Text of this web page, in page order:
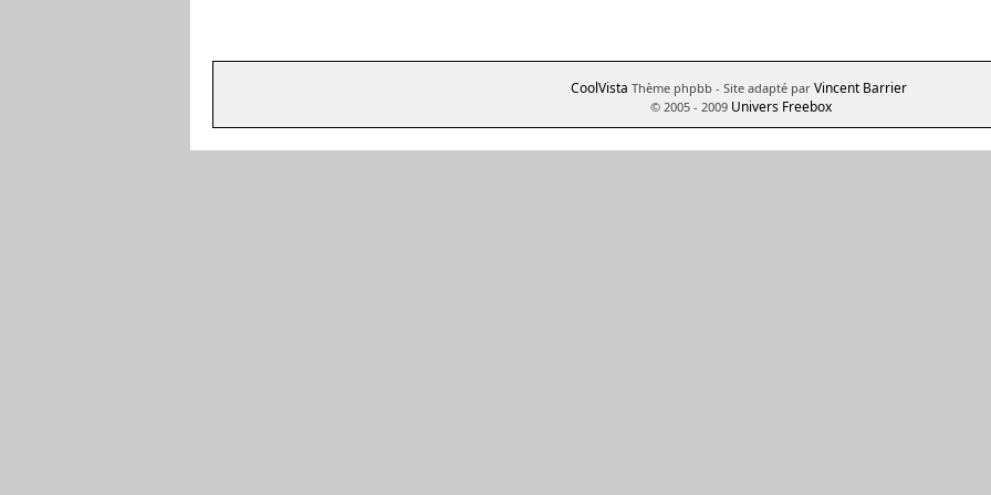
CoolVista Thème phpbb - Site adapté par Vincent Barrier
© 2005 - 2009 Univers Freebox